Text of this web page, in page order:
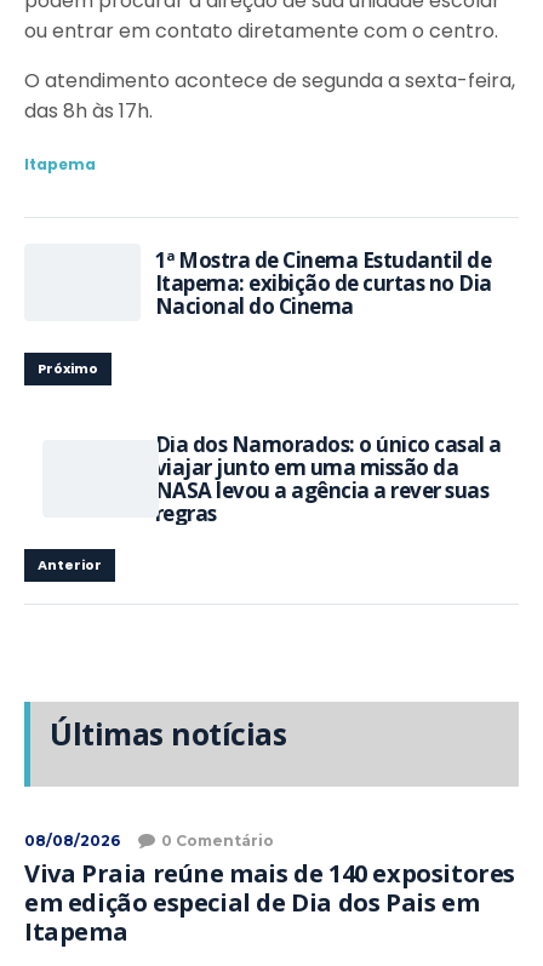
ou entrar em contato diretamente com o centro.
O atendimento acontece de segunda a sexta-feira,
das 8h às 17h.
Itapema
1ª Mostra de Cinema Estudantil de
Itapema: exibição de curtas no Dia
Nacional do Cinema
Próximo
Dia dos Namorados: o único casal a
viajar junto em uma missão da
NASA levou a agência a rever suas
regras
Anterior
Últimas notícias
08/08/2026 0 Comentário
Viva Praia reúne mais de 140 expositores
em edição especial de Dia dos Pais em
Itapema